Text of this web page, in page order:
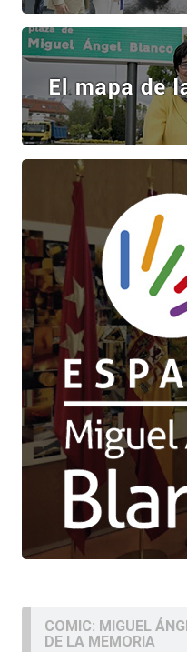
COMIC: MIGUEL
DE LA MEMORIA